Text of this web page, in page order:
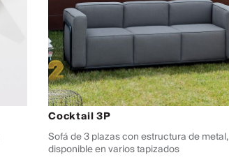
Cocktail 3P
Sofá de 3 plazas con estructura de metal,
disponible en varios tapizados